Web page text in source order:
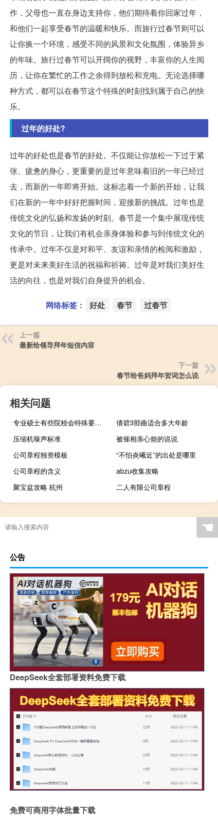
作，父母也一直在身边支持你，他们期待着你回家过年，
和他们一起享受春节的温暖和快乐。而旅行过春节则可以
让你换一个环境，感受不同的风景和文化氛围，体验异乡
的年味。旅行过春节可以开阔你的视野，丰富你的人生阅
历，让你在繁忙的工作之余得到放松和充电。无论选择哪
种方式，都可以在春节这个特殊的时刻找到属于自己的快
乐。
过年的好处?
过年的好处也是春节的好处。不仅能让你放松一下过于紧
张、疲惫的身心，更重要的是过年意味着旧的一年已经过
去，而新的一年即将开始。这标志着一个新的开始，让我
们在新的一年中好好把握时间，迎接新的挑战。过年也是
传统文化的弘扬和发扬的时刻。春节是一个集中展现传统
文化的节日，让我们有机会亲身体验和参与到传统文化的
传承中。过年不仅是对和平、友谊和亲情的检阅和激励，
更是对未来美好生活的祝福和祈祷。过年是对我们美好生
活的向往，也是对我们自身提升的机会。
网络标签： 好处 春节 过春节
上一篇
最新给领导拜年短信内容
下一篇
春节给爸妈拜年贺词怎么说
相关问题
专业硕士有些院校会特殊要求去现场报名吗
倩碧3部曲适合多大年龄
压缩机噪声标准
被催相亲心烦的说说
公司章程独资模板
“不怕炎曦近”的出处是哪里
公司章程的含义
abzu收集攻略
聚宝盆攻略 杭州
二人有限公司章程
☚
公告
DeepSeek全套部署资料免费下载
免费可商用字体批量下载